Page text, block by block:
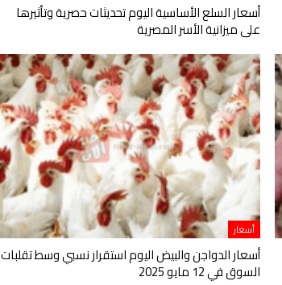
أسعار السلع الأساسية اليوم تحديثات حصرية وتأثيرها
على ميزانية الأسر المصرية
أسعار
أسعار الدواجن والبيض اليوم استقرار نسبي وسط تقلبات
السوق في 12 مايو 2025